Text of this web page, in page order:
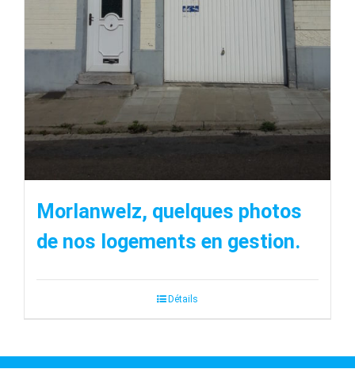
Morlanwelz, quelques photos
de nos logements en gestion.
Détails